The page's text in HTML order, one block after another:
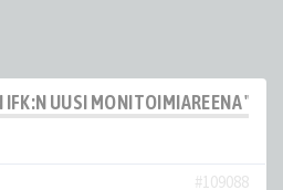
IFK:N UUSI MONITOIMIAREENA
#109088